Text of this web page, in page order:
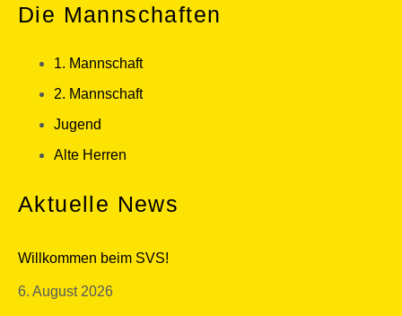
Die Mannschaften
1. Mannschaft
2. Mannschaft
Jugend
Alte Herren
Aktuelle News
Willkommen beim SVS!
6. August 2026